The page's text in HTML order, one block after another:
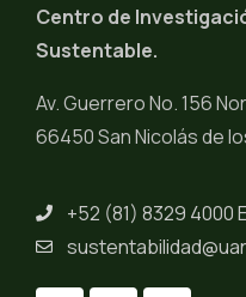
Centro de
Sustentable.
Av. Guerrero No. 156
66450 San Nicolás de
+52 (81) 8329 4000